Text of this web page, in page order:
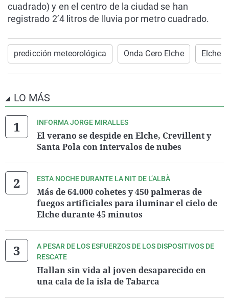
cuadrado) y en el centro de la ciudad se han
registrado 2’4 litros de lluvia por metro cuadrado.
predicción meteorológica Onda Cero Elche Elche
LO MÁS
INFORMA JORGE MIRALLES
El verano se despide en Elche, Crevillent y
Santa Pola con intervalos de nubes
ESTA NOCHE DURANTE LA NIT DE L’ALBÀ
Más de 64.000 cohetes y 450 palmeras de
fuegos artificiales para iluminar el cielo de
Elche durante 45 minutos
A PESAR DE LOS ESFUERZOS DE LOS DISPOSITIVOS DE
RESCATE
Hallan sin vida al joven desaparecido en
una cala de la isla de Tabarca